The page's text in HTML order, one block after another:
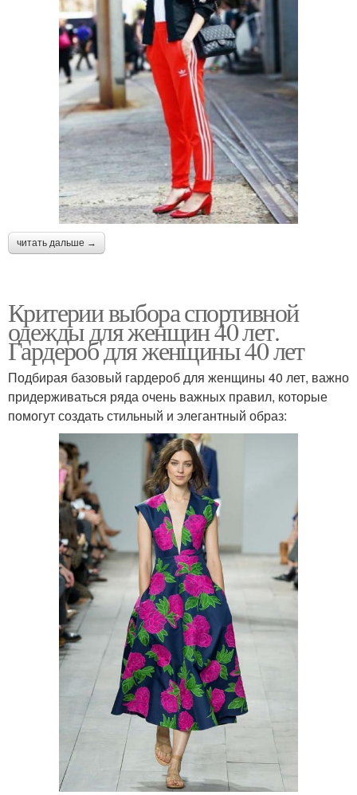
читать дальше →
Критерии выбора спортивной
одежды для женщин 40 лет.
Гардероб для женщины 40 лет
Подбирая базовый гардероб для женщины 40 лет, важно
придерживаться ряда очень важных правил, которые
помогут создать стильный и элегантный образ: